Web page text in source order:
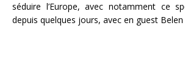
séduire l’Europe, avec notamment ce
depuis quelques jours, avec en guest Belen